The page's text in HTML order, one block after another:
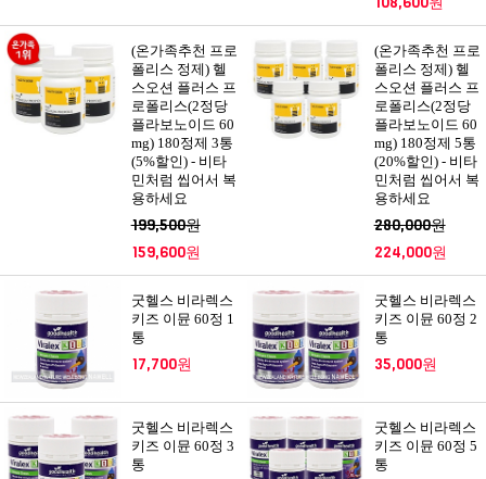
(온가족추천 프로
폴리스 정제) 헬
스오션 플러스 프
로폴리스(2정당
플라보노이드 60
mg) 180정제 3통
(5%할인) - 비타
민처럼 씹어서 복
용하세요
199,500원
159,600원
(온가족추천 프로
폴리스 정제) 헬
스오션 플러스 프
로폴리스(2정당
플라보노이드 60
mg) 180정제 5통
(20%할인) - 비타
민처럼 씹어서 복
용하세요
280,000원
224,000원
굿헬스 비라렉스
키즈 이뮨 60정 1
통
17,700원
굿헬스 비라렉스
키즈 이뮨 60정 2
통
35,000원
굿헬스 비라렉스
키즈 이뮨 60정 3
통
굿헬스 비라렉스
키즈 이뮨 60정 5
통